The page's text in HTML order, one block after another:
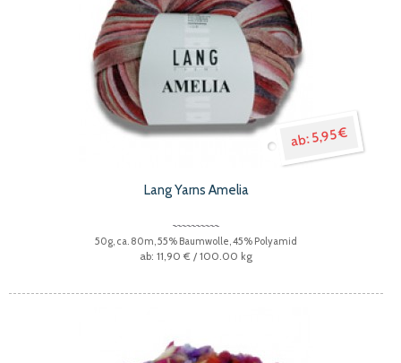
5,95 €
Lang Yarns Amelia
50g, ca. 80m, 55% Baumwolle, 45% Polyamid
11,90 € / 100.00 kg